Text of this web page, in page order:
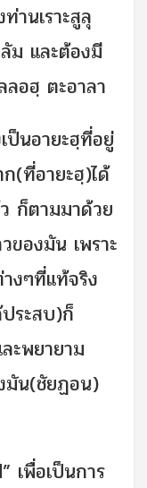
นเราะสูลุ
ม และต้องมี
ลอฮฺ ตะอาลา
ป็นอายะฮฺที่อยู่
(ที่อายะฮฺ)ได้
ก็ตามมาด้วย
ของมัน เพราะ
งๆที่แท้จริง
ระสบ)ก็
ะพยายาม
มัน(ชัยฏอน)
เพื่อเป็นการ